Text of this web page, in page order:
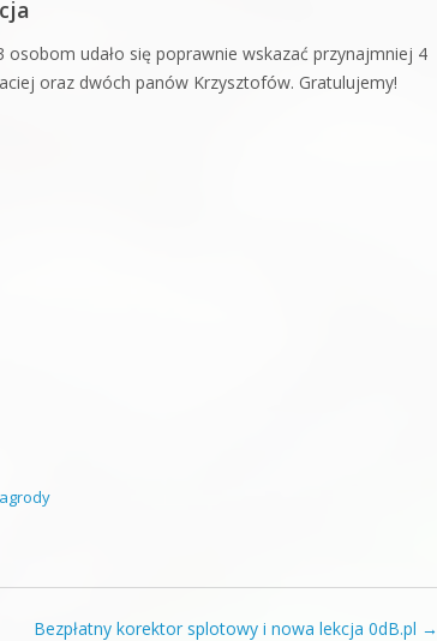
udało się poprawnie wskazać przynajmniej 4
oraz dwóch panów Krzysztofów. Gratulujemy!
Bezpłatny korektor splotowy i nowa lekcja 0dB.pl →